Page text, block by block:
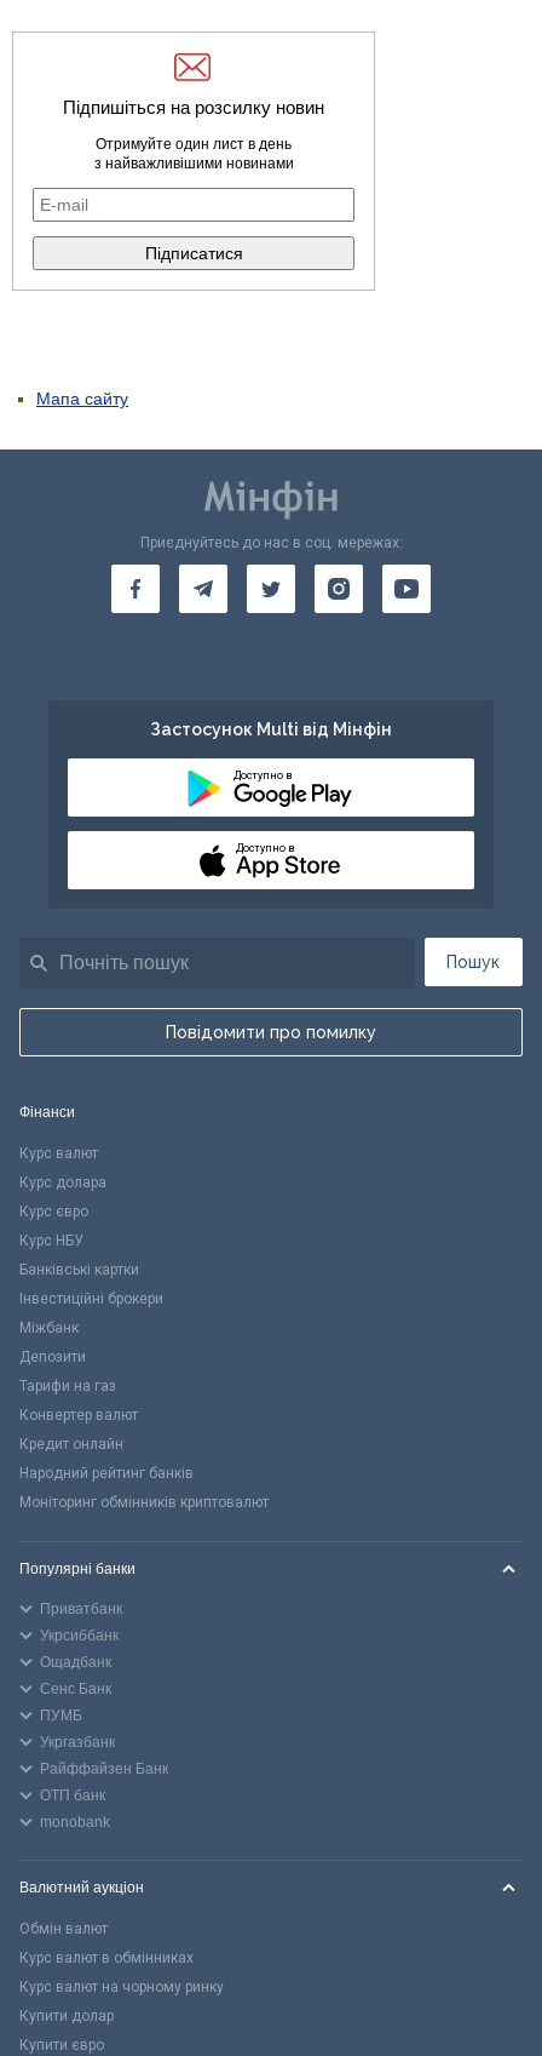
Підпишіться на розсилку новин
Отримуйте один лист в день
з найважливішими новинами
Мапа сайту
Пошук
Повідомити про помилку
Приєднуйтесь до нас в соц. мережах:
Застосунок Multi від Мінфін
Доступно в
Доступно в
Фінанси
Курс валют
Курс долара
Курс євро
Курс НБУ
Банківські картки
Інвестиційні брокери
Міжбанк
Депозити
Тарифи на газ
Конвертер валют
Кредит онлайн
Народний рейтинг банків
Моніторинг обмінників криптовалют
Популярні банки
Приватбанк
Укрсиббанк
Ощадбанк
Сенс Банк
ПУМБ
Укргазбанк
Райффайзен Банк
ОТП банк
monobank
Валютний аукціон
Обмін валют
Курс валют в обмінниках
Курс валют на чорному ринку
Купити долар
Купити євро